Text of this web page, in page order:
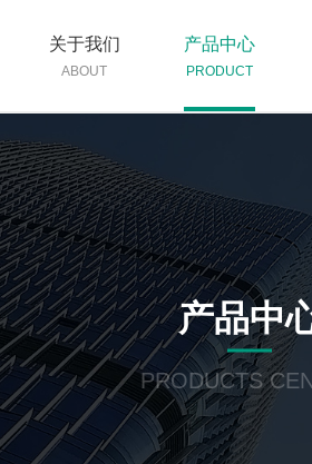
关于我们
ABOUT
产品中心
PRODUCT
产品中
PRODUCTS